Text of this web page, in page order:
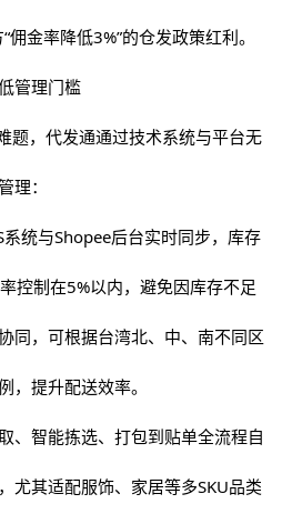
金率降低3%”的仓发政策红利。
管理门槛
题，代发通通过技术系统与平台无
理：
统与Shopee后台实时同步，库存
控制在5%以内，避免因库存不足
同，可根据台湾北、中、南不同区
，提升配送效率。
、智能拣选、打包到贴单全流程自
尤其适配服饰、家居等多SKU品类